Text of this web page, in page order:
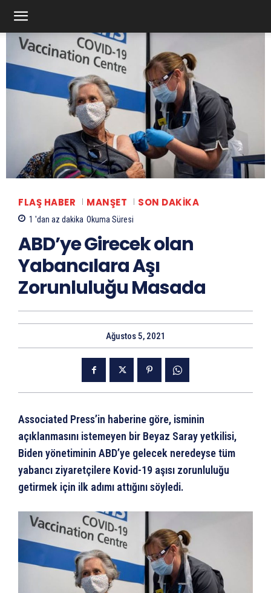
FLAŞ HABER MANŞET SON DAKIKA
1 'dan az dakika Okuma Süresi
ABD’ye Girecek olan
Yabancılara Aşı
Zorunluluğu Masada
Ağustos 5, 2021
Associated Press’in haberine göre, isminin
açıklanmasını istemeyen bir Beyaz Saray yetkilisi,
Biden yönetiminin ABD’ye gelecek neredeyse tüm
yabancı ziyaretçilere Kovid-19 aşısı zorunluluğu
getirmek için ilk adımı attığını söyledi.